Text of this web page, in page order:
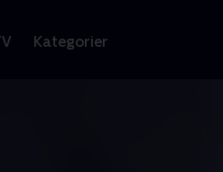
Kategorier